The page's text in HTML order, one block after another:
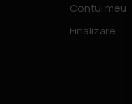
Contul meu
Finalizare